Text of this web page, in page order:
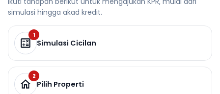
simulasi hingga akad kredit.
1
Simulasi Cicilan
2
Pilih Properti